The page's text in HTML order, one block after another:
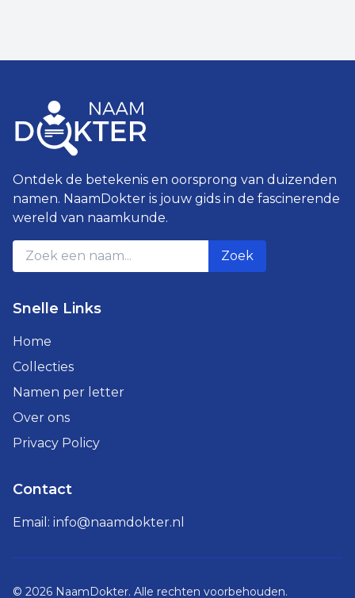
Ontdek de betekenis en oorsprong van duizenden
namen. NaamDokter is jouw gids in de fascinerende
wereld van naamkunde.
Zoek
Snelle Links
Home
Collecties
Namen per letter
Over ons
Privacy Policy
Contact
Email: info@naamdokter.nl
© 2026 NaamDokter. Alle rechten voorbehouden.